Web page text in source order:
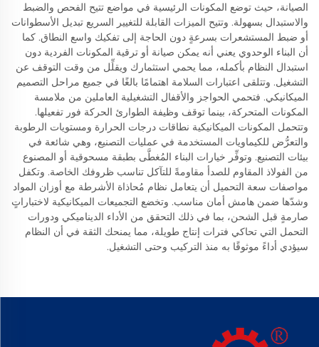
الصيانة، حيث توضع المكونات الرئيسية في مواضع تتيح الفحص والضبط
والاستبدال بسهولة. وتتيح الميزات القابلة للتغيير السريع تبديل الأسطوانات
أو ضبط المستشعرات بسرعةٍ دون الحاجة إلى تفكيك واسع النطاق. كما
أن البناء الوحدوي يعني أنه يمكن صيانة أو ترقية المكونات الفردية دون
استبدال النظام بأكمله، مما يحمي استثمارك ويقلِّل من وقت التوقف عن
التشغيل. وتتلقى اعتبارات السلامة اهتمامًا بالغًا في جميع مراحل التصميم
الميكانيكي. فتحمي الحواجز والأقفال التشغيلية العاملين من ملامسة
المكونات المتحركة، بينما توقف وظيفة الطوارئ الحركة فور تفعيلها.
وتتحمل المكونات الميكانيكية نطاقات درجات الحرارة ومستويات الرطوبة
والتعرُّض للكيماويات المستخدمة في عمليات التصنيع، وهي شائعة في
بيئات التصنيع. وتوفِّر خيارات البناء المُغطَّى بطبقة مسحوقية أو المصنوع
من الفولاذ المقاوم للصدأ مقاومةً للتآكل تناسب ظروفك الخاصة. وتكفل
مواصفات سعة التحميل أن يتعامل نظام مُحاذاة الأشرطة مع أوزان المواد
وشدّها ضمن هامش أمان مناسب. وتخضع التجميعات الميكانيكية لاختباراتٍ
صارمةٍ قبل الشحن، بما في ذلك التحقق من الأداء الديناميكي ودورات
التحمل التي تحاكي فترات إنتاج طويلة، مما يمنحك الثقة في أن النظام
سيؤدي أداءً موثوقًا به منذ التركيب وحتى التشغيل.